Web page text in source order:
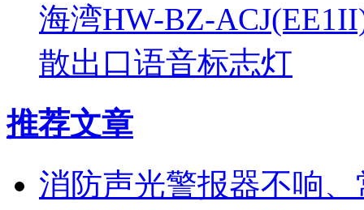
海湾HW-BZ-
散出口语音标志灯
推荐文章
消防声光警报器不响